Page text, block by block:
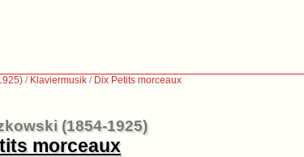
/ Klaviermusik / Dix Petits morceaux
(1854-1925)
morceaux